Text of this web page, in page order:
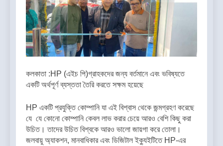
কলকাতা :HP (এইচ পি)গ্রাহকদের জন্য বর্তমানে এবং ভবিষ্যতে
একটি অর্থপূর্ণ ব্যস্ততা তৈরি করতে সক্ষম হয়েছে
HP একটি প্রযুক্তি কোম্পানি যা এই বিশ্বাস থেকে জন্মগ্রহণ করেছে
যে যে কোনো কোম্পানি কেবল লাভ করার চেয়ে আরও বেশি কিছু করা
উচিত। তাদের উচিত বিশ্বকে আরও ভালো জায়গা করে তোলা।
জলবায়ু অ্যাকশন, মানবাধিকার এবং ডিজিটাল ইক্যুইটিতে HP-এর